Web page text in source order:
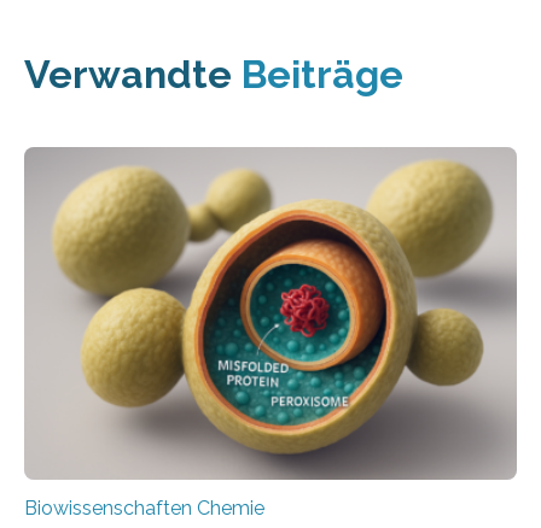
Verwandte Beiträge
Biowissenschaften Chemie